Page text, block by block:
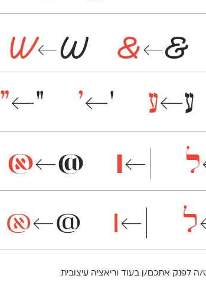
W←W &←&
ע←ע ׳←׳ ״←״
ל @←@ |←
ל @←@ |←
ה לפנק אתכם/ן בעוד וריאציה עיצובית